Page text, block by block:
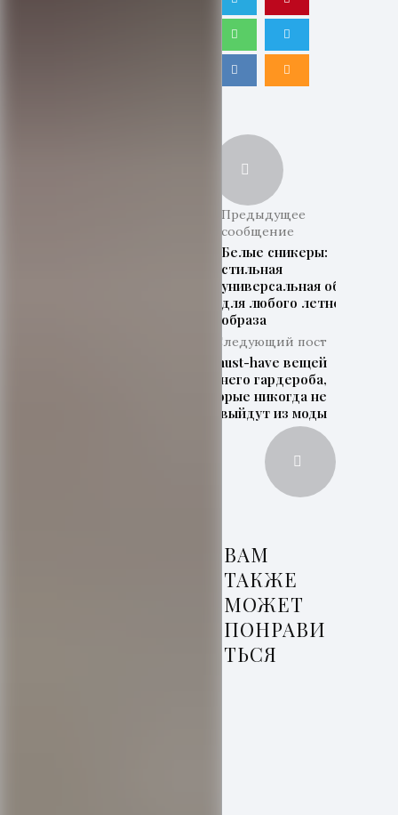
Предыдущее
сообщение
Белые сникеры:
стильная
универсальная обувь
для любого летнего
образа
Следующий пост
7 must-have вещей
летнего гардероба,
которые никогда не
выйдут из моды
ВАМ
ТАКЖЕ
МОЖЕТ
ПОНРАВИ
ТЬСЯ